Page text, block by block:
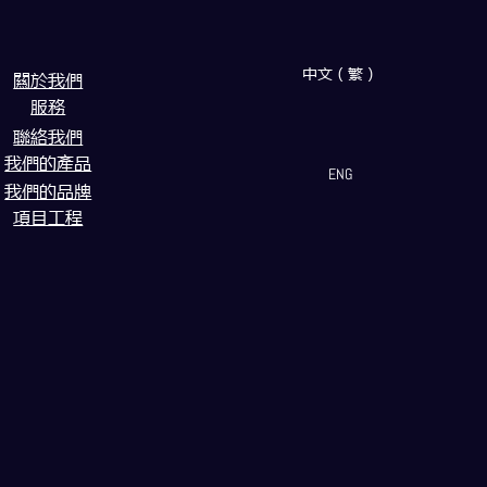
闗於我們
服務
聯絡我們
我們的產品
我們的品牌
項目工程
中文（繁）
ENG